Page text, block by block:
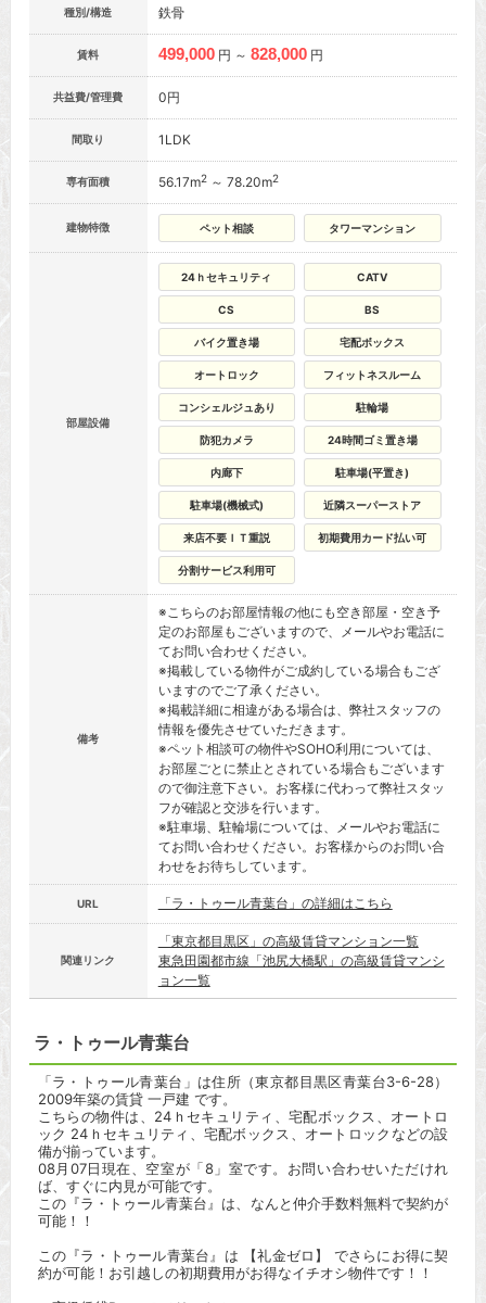
種別/構造 鉄骨
賃料 499,000 円 ～ 828,000 円
共益費/管理費 0円
間取り 1LDK
専有面積 56.17m2～ 78.20m2
建物特徴 ペット相談 タワーマンション
部屋設備
24ｈセキュリティ CATV
CS BS
バイク置き場 宅配ボックス
オートロック フィットネスルーム
コンシェルジュあり 駐輪場
防犯カメラ 24時間ゴミ置き場
内廊下 駐車場(平置き)
駐車場(機械式) 近隣スーパーストア
来店不要ＩＴ重説 初期費用カード払い可
分割サービス利用可
備考
※こちらのお部屋情報の他にも空き部屋・空き予
定のお部屋もございますので、メールやお電話に
てお問い合わせください。
※掲載している物件がご成約している場合もござ
いますのでご了承ください。
※掲載詳細に相違がある場合は、弊社スタッフの
情報を優先させていただきます。
※ペット相談可の物件やSOHO利用については、
お部屋ごとに禁止とされている場合もございます
ので御注意下さい。お客様に代わって弊社スタッ
フが確認と交渉を行います。
※駐車場、駐輪場については、メールやお電話に
てお問い合わせください。お客様からのお問い合
わせをお待ちしています。
URL 「ラ・トゥール青葉台」の詳細はこちら
関連リンク
「東京都目黒区」の高級賃貸マンション一覧
東急田園都市線「池尻大橋駅」の高級賃貸マンシ
ョン一覧
ラ・トゥール青葉台
「ラ・トゥール青葉台」は住所（東京都目黒区青葉台3-6-28）
2009年築の賃貸 一戸建 です。
こちらの物件は、24ｈセキュリティ、宅配ボックス、オートロ
ック 24ｈセキュリティ、宅配ボックス、オートロックなどの設
備が揃っています。
08月07日現在、空室が「8」室です。お問い合わせいただけれ
ば、すぐに内見が可能です。
この『ラ・トゥール青葉台』は、なんと仲介手数料無料で契約が
可能！！
この『ラ・トゥール青葉台』は 【礼金ゼロ】 でさらにお得に契
約が可能！お引越しの初期費用がお得なイチオシ物件です！！